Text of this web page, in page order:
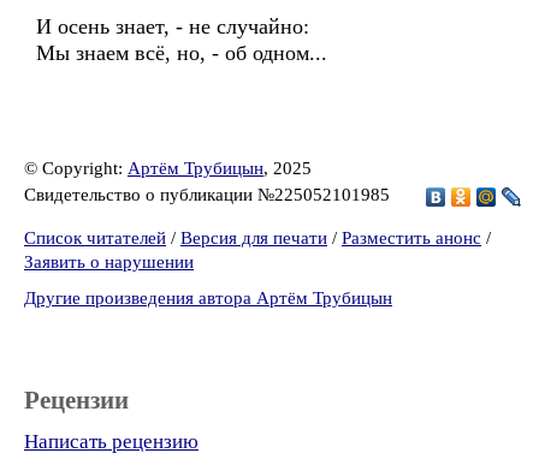
И осень знает, - не случайно:
Мы знаем всё, но, - об одном...
© Copyright: Артём Трубицын, 2025
Свидетельство о публикации №225052101985
Список читателей / Версия для печати / Разместить анонс /
Заявить о нарушении
Другие произведения автора Артём Трубицын
Рецензии
Написать рецензию